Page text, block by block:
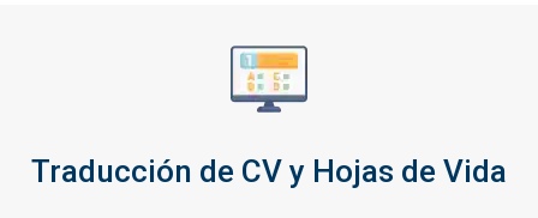
Traducción de CV y Hojas de Vida